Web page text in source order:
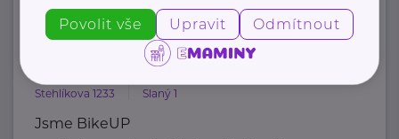
petr@amadeusdesign.cz
Stehlíkova 1233 Slaný 1
Jsme BikeUP
Povolit vše Upravit Odmítnout